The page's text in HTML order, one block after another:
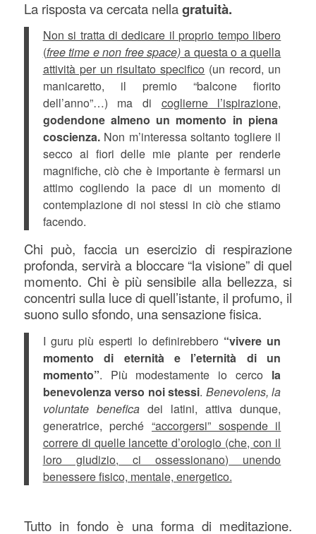
La risposta va cercata nellagratuità.
Non si tratta di dedicare il proprio tempo libero
(free time e non free space) a questa o a quella
attività per un risultato specifico (un record, un
manicaretto, il premio “balcone fiorito
dell’anno”…) ma di coglierne l’ispirazione,
godendone almeno un momento in piena
coscienza.Non m’interessa soltanto togliere il
secco ai fiori delle mie piante per renderle
magnifiche, ciò che è importante è fermarsi un
attimo cogliendo la pace di un momento di
contemplazione di noi stessi in ciò che stiamo
facendo.
Chi può, faccia un esercizio di respirazione
profonda, servirà a bloccare “la visione” di quel
momento. Chi è più sensibile alla bellezza, si
concentri sulla luce di quell’istante, il profumo, il
suono sullo sfondo, una sensazione fisica.
I guru più esperti lo definirebbero “vivere un
momento di eternità e l’eternità di un
momento”. Più modestamente io cerco la
benevolenza verso noi stessi. Benevolens, la
voluntate beneficadei latini, attiva dunque,
generatrice, perché “accorgersi” sospende il
correre di quelle lancette d’orologio (che, con il
loro giudizio, ci ossessionano) unendo
benessere fisico, mentale, energetico.
Tutto in fondo è una forma di meditazione.